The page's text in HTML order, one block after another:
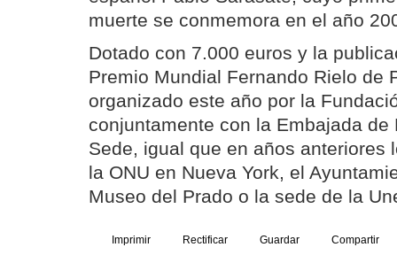
muerte se conmemora en el año
Dotado con 7.000 euros y la
Premio Mundial Fernando Rielo de
organizado este año por la
conjuntamente con la Embajada de
Sede, igual que en años anteriores
la ONU en Nueva York, el
Museo del Prado o la sede de la
Imprimir Rectificar Guardar Compartir